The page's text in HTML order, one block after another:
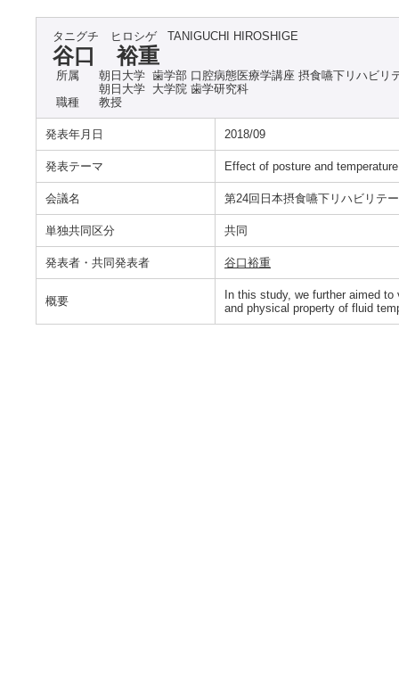
タニグチ ヒロシゲ TANIGUCHI HIROSHIGE
谷口 裕重
所属
朝日大学 歯学部 口腔病態医療学講座 摂食嚥下リハビリ
朝日大学 大学院 歯学研究科
職種
教授
発表年月日 2018/09
発表テーマ Effect of posture and
会議名 第24回日本摂食嚥下リハビリテ
単独共同区分 共同
発表者・共同発表者 谷口裕重
概要
In this study, we further aimed
and physical property of fluid